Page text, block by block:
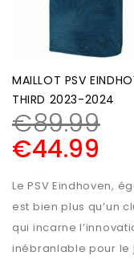
MAILLOT PSV
THIRD 2023-2024
€89.99
€44.99
Le PSV Eindhoven,
est bien plus qu’un
qui incarne
inébranlable pour le